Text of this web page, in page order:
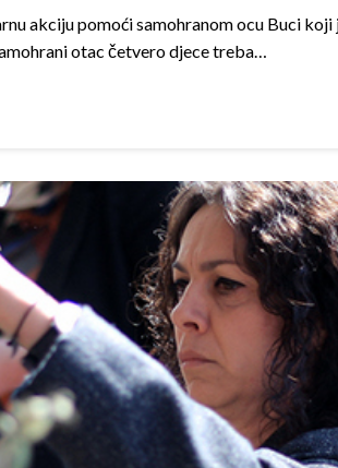
akciju pomoći samohranom ocu Buci
otac četvero djece treba…